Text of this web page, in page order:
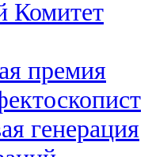
Комитет
премия
генерация